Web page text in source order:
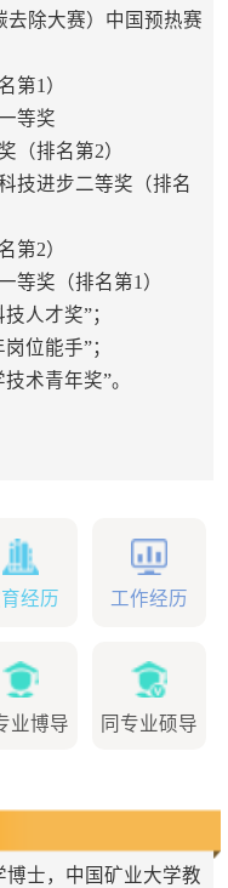
去除大赛）中国预热赛
第1）
等奖
（排名第2）
技进步二等奖（排名
第2）
等奖（排名第1）
人才奖”；
位能手”；
术青年奖”。
经历 工作经历
业博导 同专业硕导
博士，中国矿业大学教